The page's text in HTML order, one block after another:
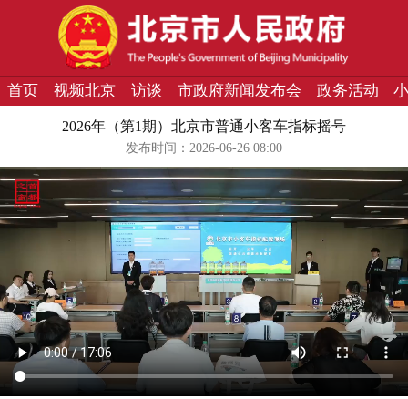
首页 视频北京 访谈 市政府新闻发布会 政务活动
2026年（第1期）北京市普通小客车指标摇号
发布时间：2026-06-26 08:00